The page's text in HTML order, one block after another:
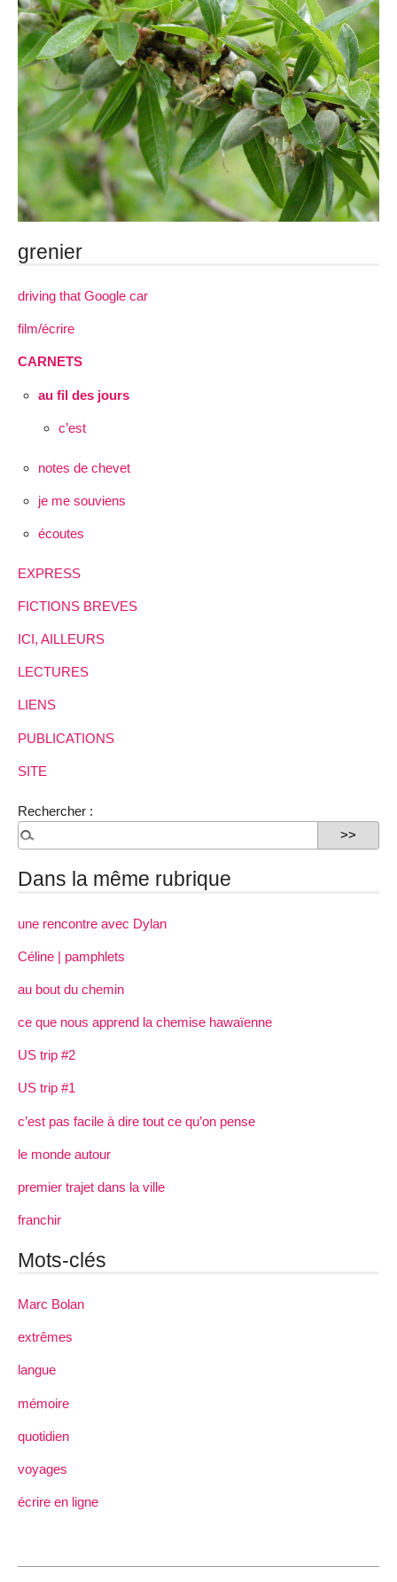
grenier
driving that Google car
film/écrire
CARNETS
au fil des jours
c’est
notes de chevet
je me souviens
écoutes
EXPRESS
FICTIONS BREVES
ICI, AILLEURS
LECTURES
LIENS
PUBLICATIONS
SITE
Rechercher :
Dans la même rubrique
une rencontre avec Dylan
Céline | pamphlets
au bout du chemin
ce que nous apprend la chemise hawaïenne
US trip #2
US trip #1
c’est pas facile à dire tout ce qu’on pense
le monde autour
premier trajet dans la ville
franchir
Mots-clés
Marc Bolan
extrêmes
langue
mémoire
quotidien
voyages
écrire en ligne